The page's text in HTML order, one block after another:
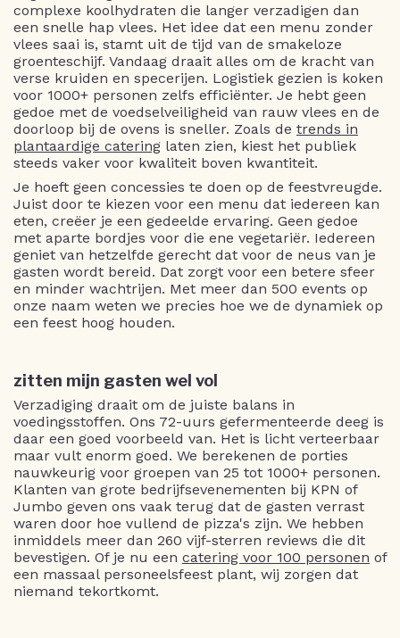
complexe koolhydraten die langer verzadigen dan
een snelle hap vlees. Het idee dat een menu zonder
vlees saai is, stamt uit de tijd van de smakeloze
groenteschijf. Vandaag draait alles om de kracht van
verse kruiden en specerijen. Logistiek gezien is koken
voor 1000+ personen zelfs efficiënter. Je hebt geen
gedoe met de voedselveiligheid van rauw vlees en de
doorloop bij de ovens is sneller. Zoals de trends in
plantaardige catering laten zien, kiest het publiek
steeds vaker voor kwaliteit boven kwantiteit.
Je hoeft geen concessies te doen op de feestvreugde.
Juist door te kiezen voor een menu dat iedereen kan
eten, creëer je een gedeelde ervaring. Geen gedoe
met aparte bordjes voor die ene vegetariër. Iedereen
geniet van hetzelfde gerecht dat voor de neus van je
gasten wordt bereid. Dat zorgt voor een betere sfeer
en minder wachtrijen. Met meer dan 500 events op
onze naam weten we precies hoe we de dynamiek op
een feest hoog houden.
zitten mijn gasten wel vol
Verzadiging draait om de juiste balans in
voedingsstoffen. Ons 72-uurs gefermenteerde deeg is
daar een goed voorbeeld van. Het is licht verteerbaar
maar vult enorm goed. We berekenen de porties
nauwkeurig voor groepen van 25 tot 1000+ personen.
Klanten van grote bedrijfsevenementen bij KPN of
Jumbo geven ons vaak terug dat de gasten verrast
waren door hoe vullend de pizza's zijn. We hebben
inmiddels meer dan 260 vijf-sterren reviews die dit
bevestigen. Of je nu een catering voor 100 personen of
een massaal personeelsfeest plant, wij zorgen dat
niemand tekortkomt.